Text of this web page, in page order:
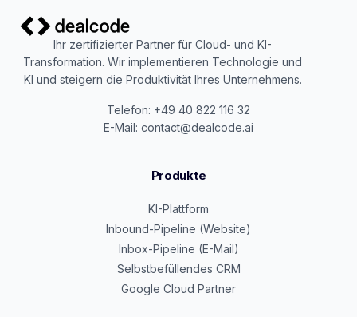
Ihr zertifizierter Partner für Cloud- und KI-
Transformation. Wir implementieren Technologie und
KI und steigern die Produktivität Ihres Unternehmens.
Telefon: +49 40 822 116 32
E-Mail: contact@dealcode.ai
Produkte
KI-Plattform
Inbound-Pipeline (Website)
Inbox-Pipeline (E-Mail)
Selbstbefüllendes CRM
Google Cloud Partner